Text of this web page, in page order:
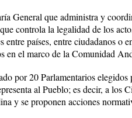
General que administra y
controla la legalidad de los
entre países, entre ciudadanos o
en el marco de la Comunidad
por 20 Parlamentarios
al Pueblo; es decir, a los
y se proponen acciones